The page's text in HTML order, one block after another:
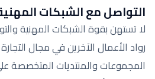
التواصل مع الشبكات
لا تستهن بقوة الشبكات المهنية
رواد الأعمال الآخرين في مجال
المجموعات والمنتديات المتخصصة